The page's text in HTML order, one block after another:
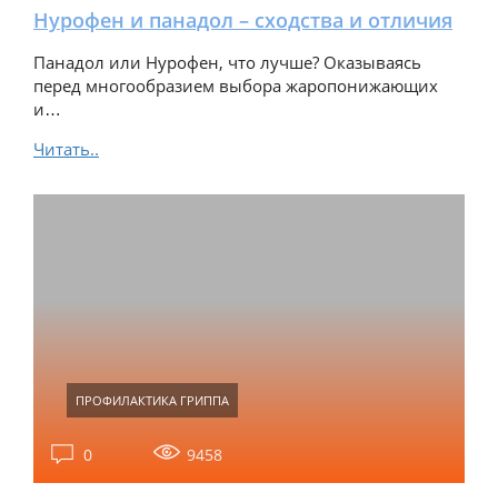
Нурофен и панадол – сходства и отличия
Панадол или Нурофен, что лучше? Оказываясь
перед многообразием выбора жаропонижающих
и…
Читать..
ПРОФИЛАКТИКА ГРИППА
0 9458